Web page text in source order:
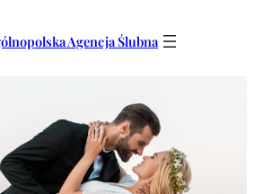
Agencja Ślubna